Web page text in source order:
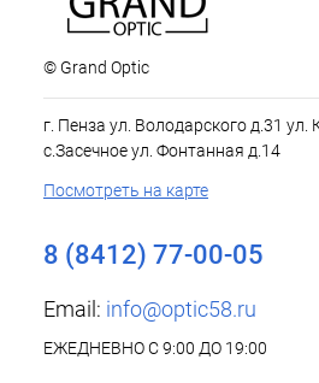
© Grand Optic
г. Пенза ул. Володарского д.31 ул.
с.Засечное ул. Фонтанная д.14
Посмотреть на карте
8 (8412) 77-00-05
Email: info@optic58.ru
ЕЖЕДНЕВНО С 9:00 ДО 19:00